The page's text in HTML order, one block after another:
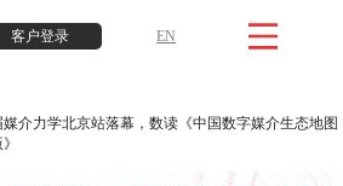
客户登录 EN
媒介力学北京站落幕，数读《中国数字媒介生态地图